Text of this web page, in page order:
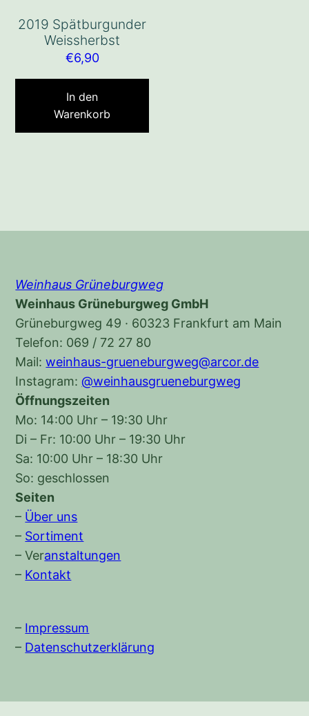
2019 Spätburgunder
Weissherbst
€6,90
In den
Warenkorb
Weinhaus Grüneburgweg
Weinhaus Grüneburgweg GmbH
Grüneburgweg 49 · 60323 Frankfurt am Main
Telefon: 069 / 72 27 80
Mail:weinhaus-grueneburgweg@arcor.de
Instagram:@weinhausgrueneburgweg
Öffnungszeiten
Mo: 14:00 Uhr – 19:30 Uhr
Di – Fr: 10:00 Uhr – 19:30 Uhr
Sa: 10:00 Uhr – 18:30 Uhr
So: geschlossen
Seiten
– Über uns
– Sortiment
–Veranstaltungen
– Kontakt
– Impressum
– Datenschutzerklärung